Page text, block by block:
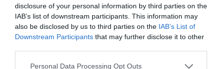
disclosure of your personal information by third parties on the
IAB’s list of downstream participants. This information may
also be disclosed by us to third parties on the IAB’s List of
Downstream Participants that may further disclose it to other
Personal Data Processing Opt Outs